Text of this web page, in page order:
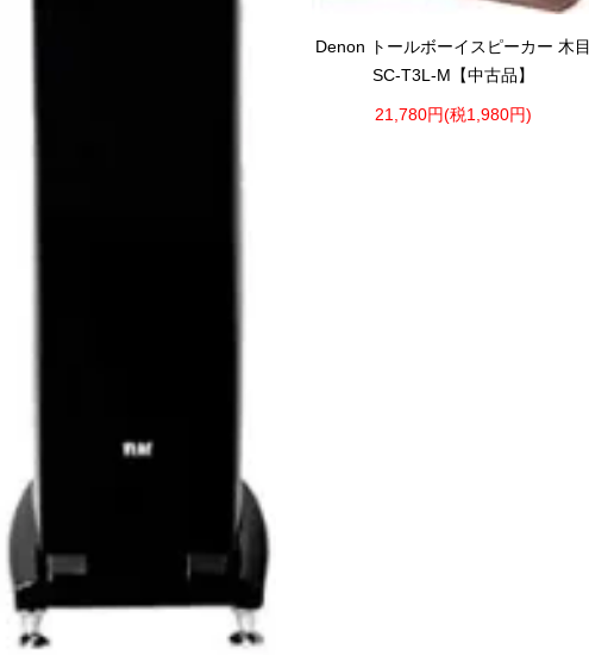
Denon トールボーイスピーカー 木目
SC-T3L-M【中古品】
21,780円(税1,980円)